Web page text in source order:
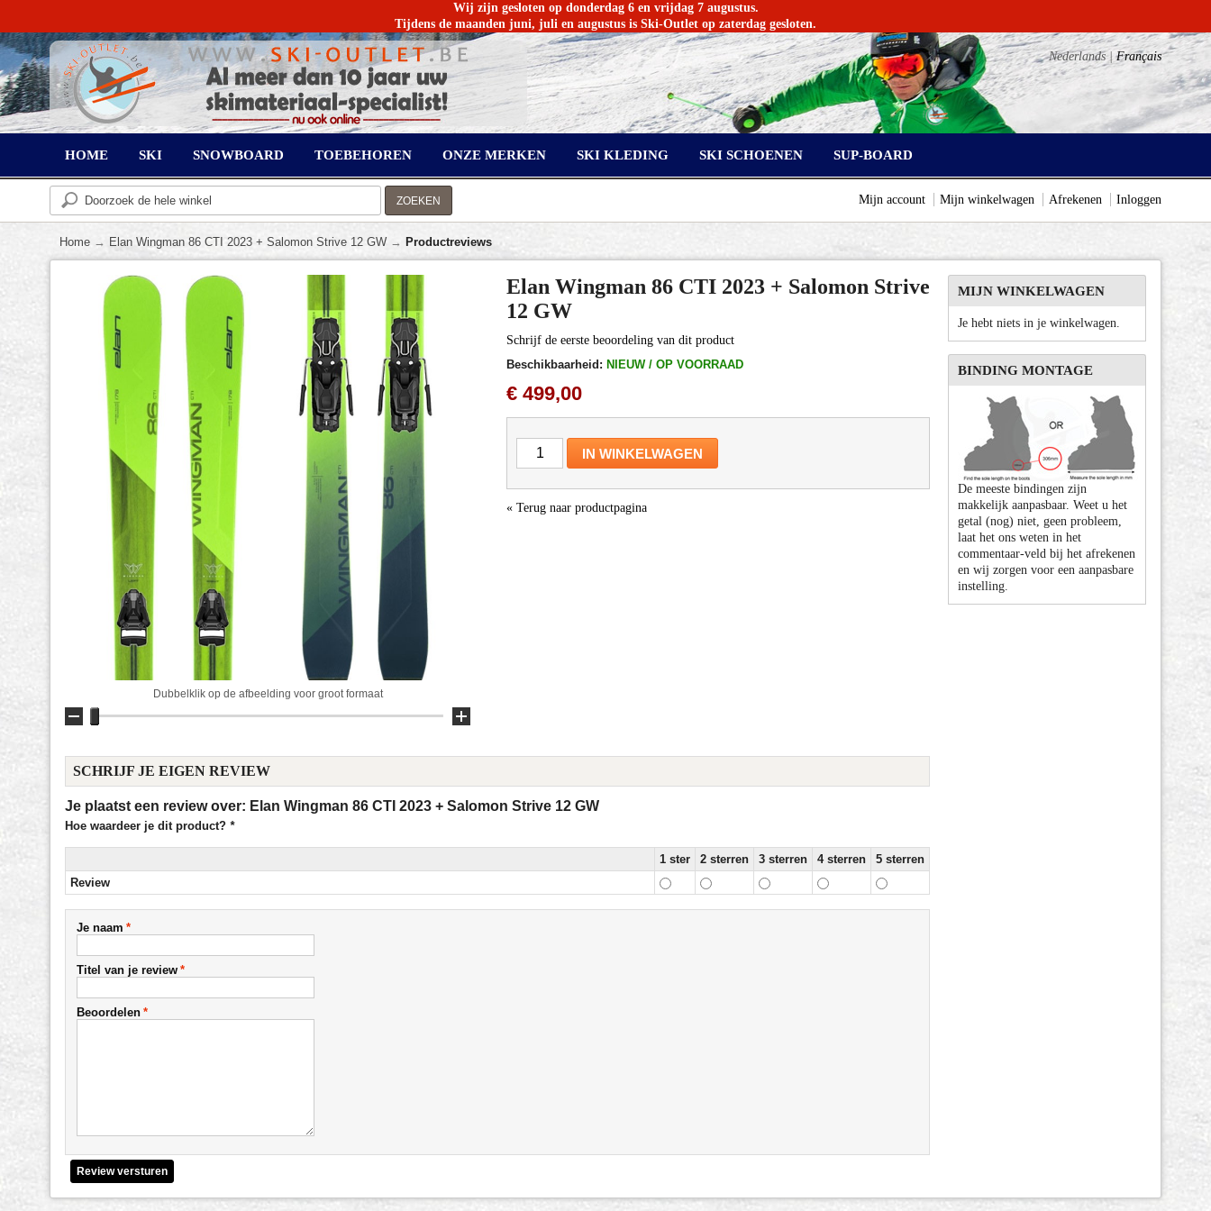
Wij zijn gesloten op donderdag 6 en vrijdag 7 augustus.
Tijdens de maanden juni, juli en augustus is Ski-Outlet op zaterdag gesloten.
Nederlands |Français
HOME SKI SNOWBOARD TOEBEHOREN ONZE MERKEN SKI KLEDING SKI SCHOENEN SUP-BOARD
ZOEKEN Mijn account Mijn winkelwagen Afrekenen Inloggen
Home → Elan Wingman 86 CTI 2023 + Salomon Strive 12 GW → Productreviews
Elan Wingman 86 CTI 2023 + Salomon Strive
12 GW
Schrijf de eerste beoordeling van dit product
Beschikbaarheid: NIEUW / OP VOORRAAD
€ 499,00
IN WINKELWAGEN
« Terug naar productpagina
Dubbelklik op de afbeelding voor groot formaat
SCHRIJF JE EIGEN REVIEW
Je plaatst een review over: Elan Wingman 86 CTI 2023 + Salomon Strive 12 GW
Hoe waardeer je dit product? *
1 ster 2 sterren 3 sterren 4 sterren
5 sterren
Review
*
Je naam
*
Titel van je review
*
Beoordelen
Review versturen
MIJN WINKELWAGEN
Je hebt niets in je winkelwagen.
BINDING MONTAGE
De meeste bindingen zijn
makkelijk aanpasbaar. Weet u het
getal (nog) niet, geen probleem,
laat het ons weten in het
commentaar-veld bij het afrekenen
en wij zorgen voor een aanpasbare
instelling.